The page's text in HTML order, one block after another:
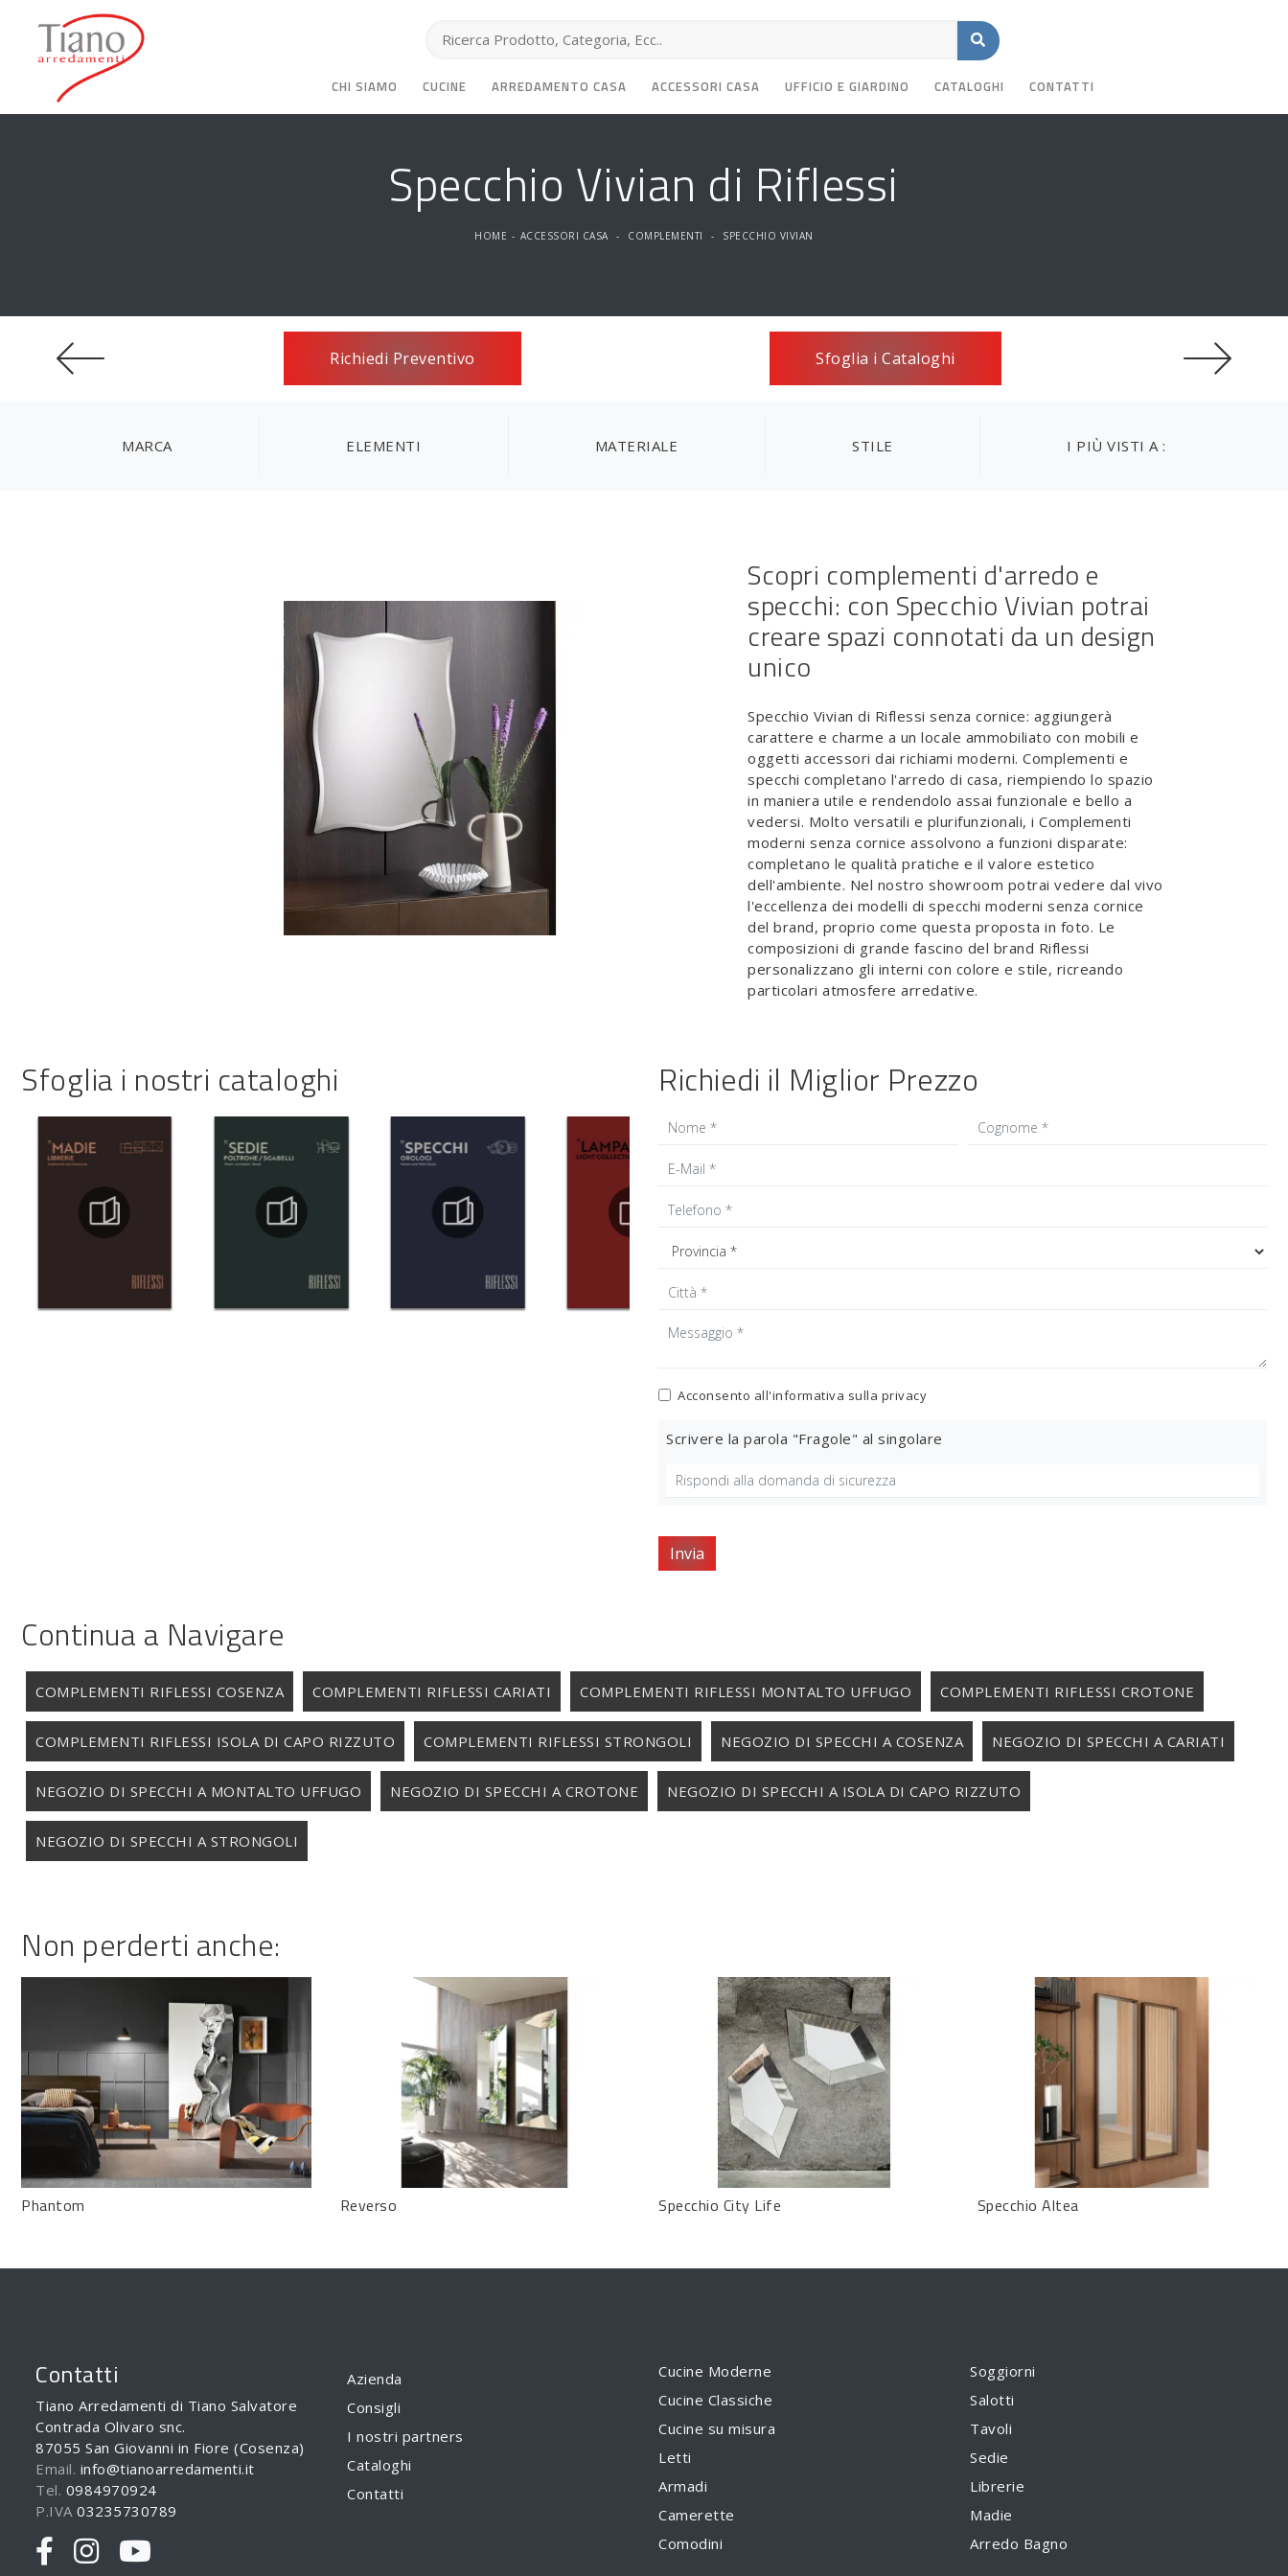
CHI SIAMO CUCINE ARREDAMENTO CASA ACCESSORI CASA UFFICIO E GIARDINO CATALOGHI CONTATTI
Specchio Vivian di Riflessi
HOME - ACCESSORI CASA - COMPLEMENTI - SPECCHIO VIVIAN
Richiedi Preventivo Sfoglia i Cataloghi
MARCA ELEMENTI MATERIALE STILE I PIÙ VISTI A :
Scopri complementi d'arredo e
specchi: con Specchio Vivian potrai
creare spazi connotati da un design
unico
Specchio Vivian di Riflessi senza cornice: aggiungerà
carattere e charme a un locale ammobiliato con mobili e
oggetti accessori dai richiami moderni. Complementi e
specchi completano l'arredo di casa, riempiendo lo spazio
in maniera utile e rendendolo assai funzionale e bello a
vedersi. Molto versatili e plurifunzionali, i Complementi
moderni senza cornice assolvono a funzioni disparate:
completano le qualità pratiche e il valore estetico
dell'ambiente. Nel nostro showroom potrai vedere dal vivo
l'eccellenza dei modelli di specchi moderni senza cornice
del brand, proprio come questa proposta in foto. Le
composizioni di grande fascino del brand Riflessi
personalizzano gli interni con colore e stile, ricreando
particolari atmosfere arredative.
Sfoglia i nostri cataloghi Richiedi il Miglior Prezzo
Acconsento all'informativa sulla privacy
Scrivere la parola "Fragole" al singolare
Invia
Continua a Navigare
COMPLEMENTI RIFLESSI COSENZA COMPLEMENTI RIFLESSI CARIATI COMPLEMENTI RIFLESSI MONTALTO UFFUGO COMPLEMENTI RIFLESSI CROTONE
COMPLEMENTI RIFLESSI ISOLA DI CAPO RIZZUTO COMPLEMENTI RIFLESSI STRONGOLI NEGOZIO DI SPECCHI A COSENZA NEGOZIO DI SPECCHI A CARIATI
NEGOZIO DI SPECCHI A MONTALTO UFFUGO NEGOZIO DI SPECCHI A CROTONE NEGOZIO DI SPECCHI A ISOLA DI CAPO RIZZUTO
NEGOZIO DI SPECCHI A STRONGOLI
Non perderti anche:
Phantom Reverso Specchio City Life Specchio Altea
Contatti
Tiano Arredamenti di Tiano Salvatore
Contrada Olivaro snc.
87055 San Giovanni in Fiore (Cosenza)
Email. info@tianoarredamenti.it
Tel. 0984970924
P.IVA 03235730789
Azienda
Consigli
I nostri partners
Cataloghi
Contatti
Cucine Moderne
Cucine Classiche
Cucine su misura
Letti
Armadi
Camerette
Comodini
Soggiorni
Salotti
Tavoli
Sedie
Librerie
Madie
Arredo Bagno